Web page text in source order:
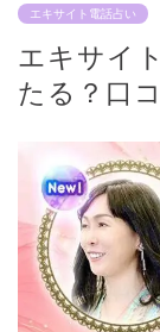
エキサイト電話占い
エキサイ
たる？口